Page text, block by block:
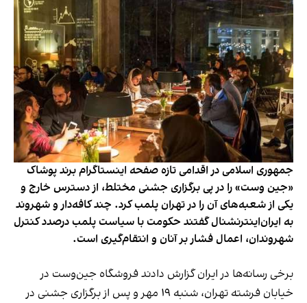
جمهوری اسلامی در اقدامی تازه صفحه اینستاگرام برند پوشاک
«جین وست» را در پی برگزاری جشنی مختلط، از دسترس خارج و
یکی از شعبه‌های آن را در تهران پلمب کرد. چند کافه‌‌دار و شهروند
به ایران‌اینترنشنال گفتند حکومت با سیاست پلمب درصدد کنترل
شهروندان، اعمال فشار بر آنان و انتقام‌گیری است.
برخی رسانه‌ها در ایران گزارش دادند فروشگاه جین‌وست در
خیابان فرشته تهران، شنبه ۱۹ مهر و پس از برگزاری جشنی در